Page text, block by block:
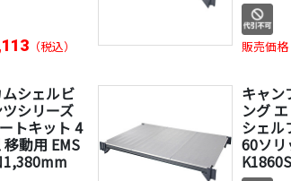
（税込） 販売価格
シェルビ
シリーズ
トキット 4
動用 EMS
1,380mm
キャン
ング
シェル
60ソリ